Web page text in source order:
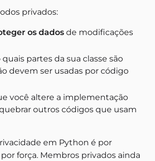
privados:
os dados de modificações
partes da sua classe são
devem ser usadas por código
você altere a implementação
outros códigos que usam
em Python é por
força. Membros privados ainda